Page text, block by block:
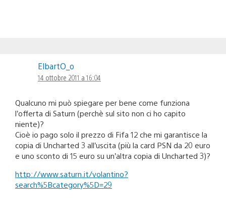
ElbartO_o
14 ottobre 2011 a 16:04
Qualcuno mi può spiegare per bene come funziona
l’offerta di Saturn (perchè sul sito non ci ho capito
niente)?
Cioè io pago solo il prezzo di Fifa 12 che mi garantisce la
copia di Uncharted 3 all’uscita (più la card PSN da 20 euro
e uno sconto di 15 euro su un’altra copia di Uncharted 3)?
http://www.saturn.it/volantino?
search%5Bcategory%5D=29